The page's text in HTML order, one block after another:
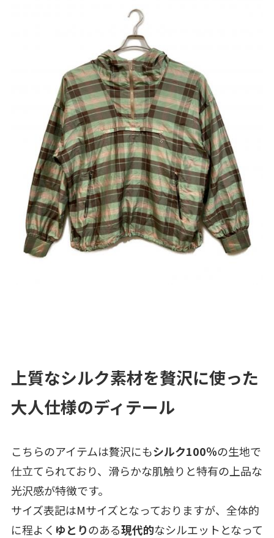
上質なシルク素材を贅沢に使った
大人仕様のディテール
こちらのアイテムは贅沢にもシルク100％の生地で
仕立てられており、滑らかな肌触りと特有の上品な
光沢感が特徴です。
サイズ表記はMサイズとなっておりますが、全体的
に程よく ゆとりのある現代的なシルエットとなって